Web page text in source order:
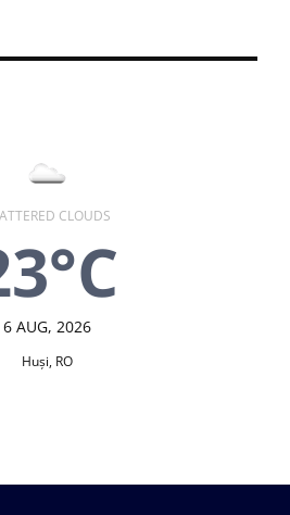
CLOUDS
6 AUG, 2026
Huşi, RO